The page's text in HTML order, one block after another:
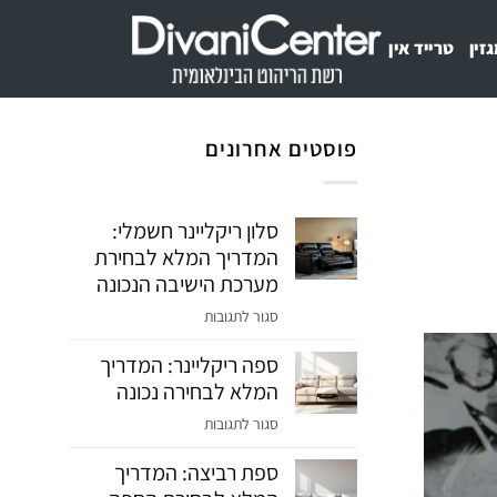
טרייד אין
פוסטים אחרונים
סלון ריקליינר חשמלי:
המדריך המלא לבחירת
מערכת הישיבה הנכונה
סגור לתגובות
ריקליינר
חשמלי:
מערכת
ספה ריקליינר: המדריך
המלא לבחירה נכונה
סגור לתגובות
ריקליינר:
ספת רביצה: המדריך